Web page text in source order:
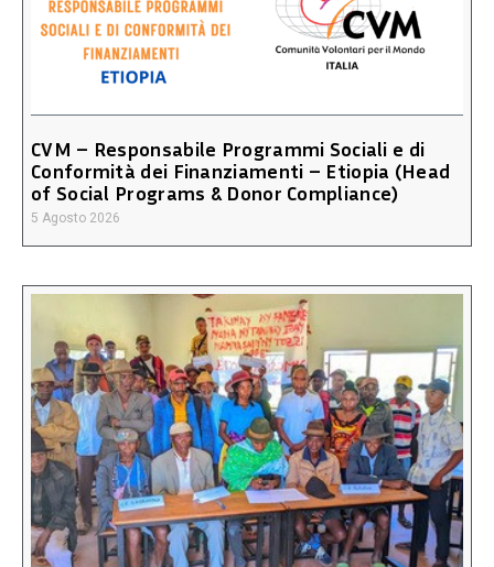
CVM – Responsabile Programmi Sociali e di
Conformità dei Finanziamenti – Etiopia (Head
of Social Programs & Donor Compliance)
5 Agosto 2026